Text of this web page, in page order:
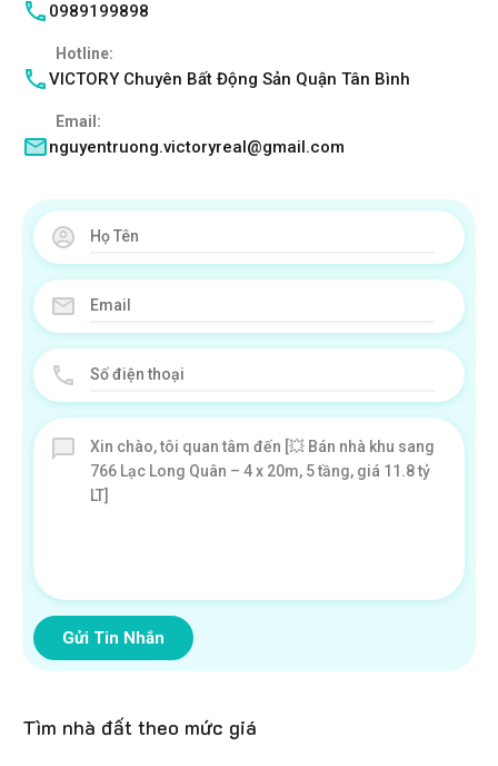
0989199898
Hotline:
VICTORY Chuyên Bất Động Sản Quận Tân Bình
Email:
nguyentruong.victoryreal@gmail.com
Gửi Tin Nhắn
Tìm nhà đất theo mức giá